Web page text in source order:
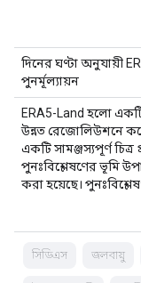
দিনের ঘণ্টা অনুযায়ী
পুনর্মূল্যায়ন
ERA5-Land হলো
উন্নত রেজোলিউশনে
একটি সামঞ্জস্যপূর্ণ
পুনঃবিশ্লেষণের ভূমি
করা হয়েছে।
সিডিএস জলবায়ু